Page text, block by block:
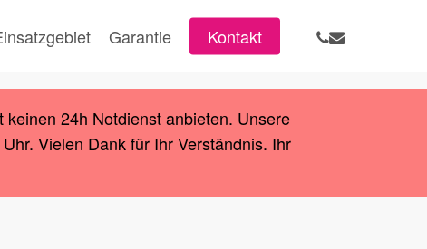
Garantie Kontakt phone
email
24h Notdienst anbieten. Unsere
Vielen Dank für Ihr Verständnis. Ihr